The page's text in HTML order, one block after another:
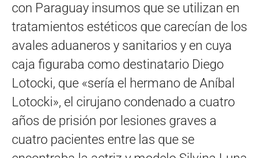
con Paraguay insumos que se utilizan en
tratamientos estéticos que carecían de los
avales aduaneros y sanitarios y en cuya
caja figuraba como destinatario Diego
Lotocki, que «sería el hermano de Aníbal
Lotocki», el cirujano condenado a cuatro
años de prisión por lesiones graves a
cuatro pacientes entre las que se